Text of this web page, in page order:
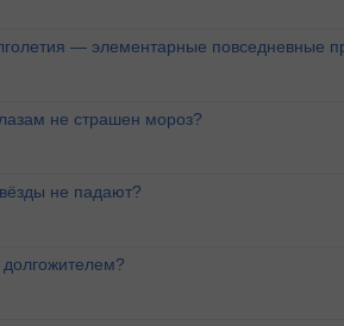
— элементарные повседневные
не страшен мороз?
не падают?
долгожителем?